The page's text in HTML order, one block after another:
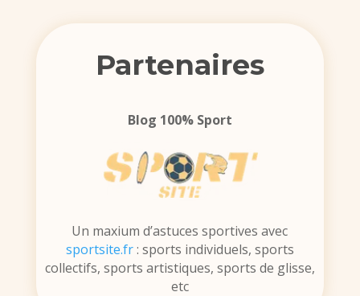
Partenaires
Blog 100% Sport
Un maxium d’astuces sportives avec
sportsite.fr: sports individuels, sports
collectifs, sports artistiques, sports de glisse,
etc